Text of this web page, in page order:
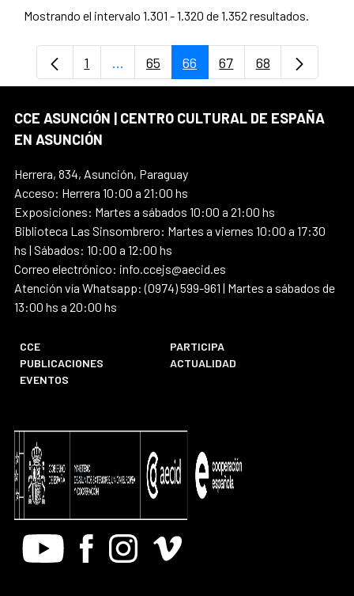
Mostrando el intervalo 1.301 - 1.320 de 1.352 resultados.
Página
1 ...Páginas intermedias Use TAB para
Página
65 Página
66 Página
67 Página
68
CCE ASUNCIÓN | CENTRO CULTURAL DE ESPAÑA
EN ASUNCIÓN
Herrera, 834, Asunción, Paraguay
Acceso: Herrera 10:00 a 21:00 hs
Exposiciones: Martes a sábados 10:00 a 21:00 hs
Biblioteca Las Sinsombrero: Martes a viernes 10:00 a 17:30
hs | Sábados: 10:00 a 12:00 hs
Correo electrónico: info.ccejs@aecid.es
Atención vía Whatsapp: (0974) 599-961 | Martes a sábados de
13:00 hs a 20:00 hs
CCE
PARTICIPA
PUBLICACIONES
ACTUALIDAD
EVENTOS
Youtube FacebookInstagram
Vimeo